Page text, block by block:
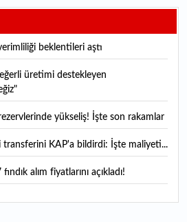
beklentileri aştı
yükseliş! İşte son rakamlar
transferini KAP'a bildirdi: İşte maliyeti...
alım fiyatlarını açıkladı!